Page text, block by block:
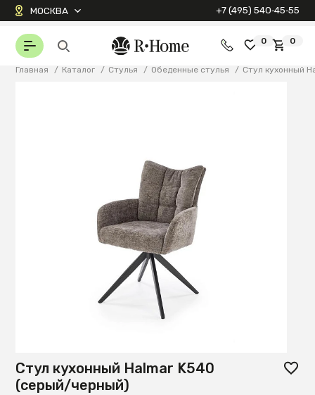
МОСКВА +7 (495) 540‑45‑55
0 0
Главная / Каталог / Стулья / Обеденные стулья / Стул кухонный
Стул кухонный Halmar K540
(серый/черный)